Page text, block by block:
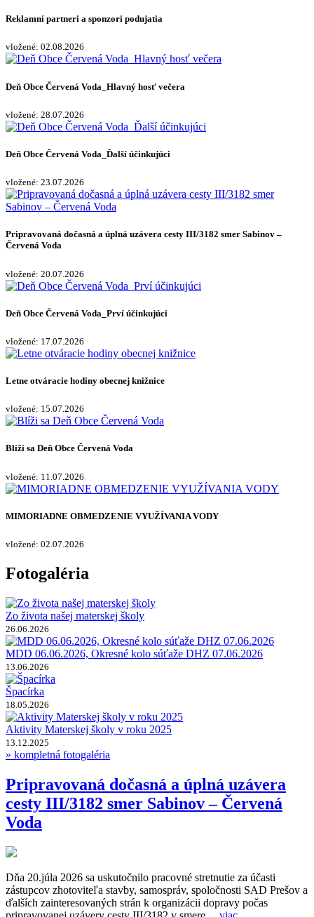
Reklamní partneri a sponzori podujatia
vložené: 02.08.2026
Deň Obce Červená Voda_Hlavný hosť večera
vložené: 28.07.2026
Deň Obce Červená Voda_Ďalší účinkujúci
vložené: 23.07.2026
Pripravovaná dočasná a úplná uzávera cesty III/3182 smer Sabinov –
Červená Voda
vložené: 20.07.2026
Deň Obce Červená Voda_Prví účinkujúci
vložené: 17.07.2026
Letne otváracie hodiny obecnej knižnice
vložené: 15.07.2026
Blíži sa Deň Obce Červená Voda
vložené: 11.07.2026
MIMORIADNE OBMEDZENIE VYUŽÍVANIA VODY
vložené: 02.07.2026
Fotogaléria
Zo života našej materskej školy
26.06.2026
MDD 06.06.2026, Okresné kolo súťaže DHZ 07.06.2026
13.06.2026
Špacírka
18.05.2026
Aktivity Materskej školy v roku 2025
13.12.2025
» kompletná fotogaléria
Pripravovaná dočasná a úplná uzávera
cesty III/3182 smer Sabinov – Červená
Voda
Dňa 20.júla 2026 sa uskutočnilo pracovné stretnutie za účasti
zástupcov zhotoviteľa stavby, samospráv, spoločnosti SAD Prešov a
ďalších zainteresovaných strán k organizácii dopravy počas